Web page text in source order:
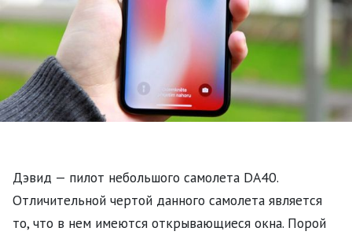
Дэвид — пилот небольшого самолета DA40.
Отличительной чертой данного самолета является
то, что в нем имеются открывающиеся окна. Порой